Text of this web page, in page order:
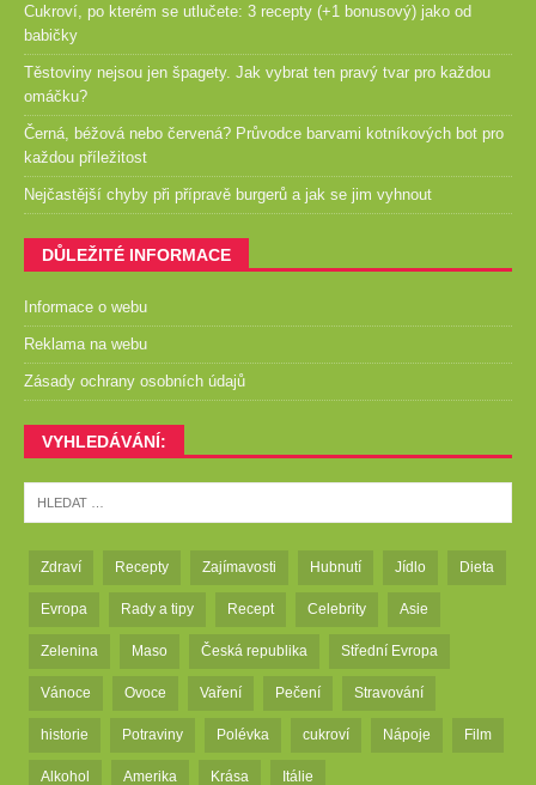
Cukroví, po kterém se utlučete: 3 recepty (+1 bonusový) jako od
babičky
Těstoviny nejsou jen špagety. Jak vybrat ten pravý tvar pro každou
omáčku?
Černá, béžová nebo červená? Průvodce barvami kotníkových bot pro
každou příležitost
Nejčastější chyby při přípravě burgerů a jak se jim vyhnout
DŮLEŽITÉ INFORMACE
Informace o webu
Reklama na webu
Zásady ochrany osobních údajů
VYHLEDÁVÁNÍ:
Zdraví Recepty Zajímavosti Hubnutí Jídlo Dieta
Evropa Rady a tipy Recept Celebrity Asie
Zelenina Maso Česká republika Střední Evropa
Vánoce Ovoce Vaření Pečení Stravování
historie Potraviny Polévka cukroví Nápoje Film
Alkohol Amerika Krása Itálie